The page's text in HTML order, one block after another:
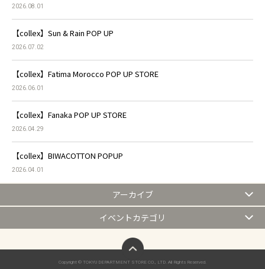
2026.08.01
【collex】Sun & Rain POP UP
2026.07.02
【collex】Fatima Morocco POP UP STORE
2026.06.01
【collex】Fanaka POP UP STORE
2026.04.29
【collex】BIWACOTTON POPUP
2026.04.01
アーカイブ
イベントカテゴリ
Copyright © TOKYU DEPARTMENT STORE CO., LTD. All Rights Reserved.